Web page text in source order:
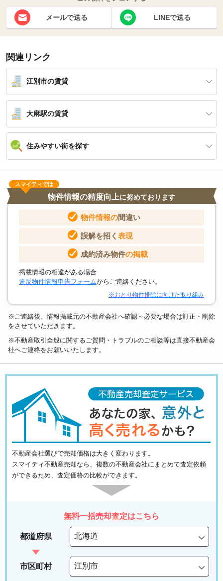
メールで送る LINEで送る
関連リンク
江別市の賃貸
大麻駅の賃貸
住みやすい街を探す
スマイティでは
物件情報の精度向上に努めております
物件情報の間違い
誤解を招く 表現
成約済み物件の掲載
掲載情報の相違がある場合
違反物件情報申告フォームからご連絡ください。
※おとり物件排除に向けた取り組み
※ご連絡後、情報掲載元の不動産会社へ確認～必要な場合は訂正・削除
をさせていただきます。
※不動産取引全般に関するご質問・トラブルのご相談等は直接不動産会
社へご連絡をお願いいたします。
不動産会社選びで売却価格は大きく変わります。
スマイティ不動産売却なら、複数の不動産会社にまとめて査定依頼
ができるため、査定価格の比較ができます。
無料一括売却査定はこちら
都道府県
市区町村